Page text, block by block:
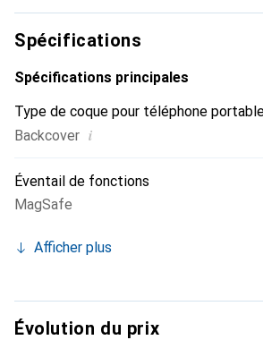
produits haut de gamme, la marque
pour une clientèle exigeante.
Spécifications
Spécifications principales
Type de coque pour téléphone
Backcover i
Éventail de fonctions
MagSafe
Afficher plus
Évolution du prix